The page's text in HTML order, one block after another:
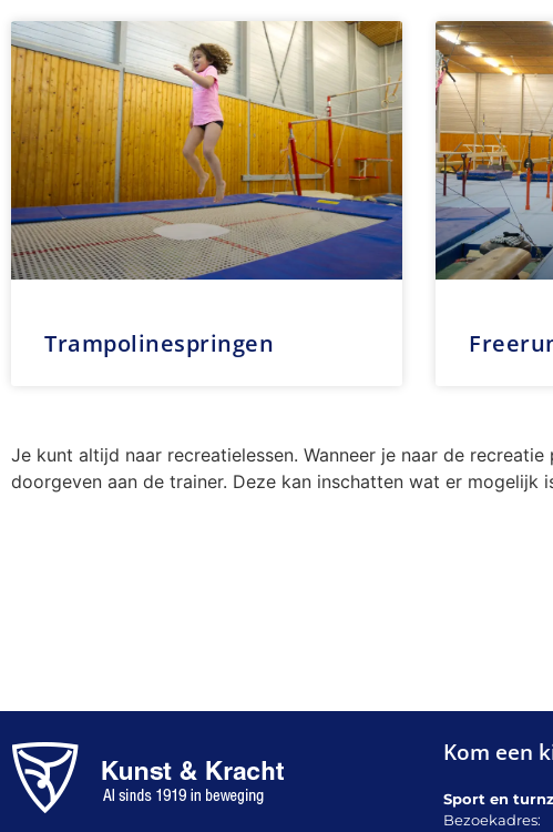
Trampolinespringen
Je kunt altijd naar recreatielessen. Wanneer je naar de
doorgeven aan de trainer. Deze kan inschatten wat er mogelijk
Kom een
Sport en
Bezoekadres: